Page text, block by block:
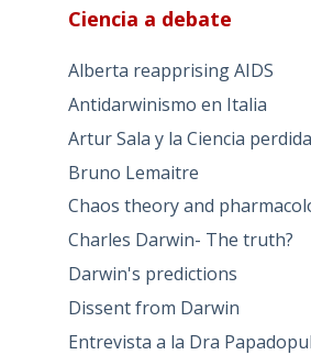
Ciencia a debate
Alberta reapprising AIDS
Antidarwinismo en Italia
Artur Sala y la Ciencia perdida
Bruno Lemaitre
Chaos theory and
Charles Darwin- The truth?
Darwin's predictions
Dissent from Darwin
Entrevista a la Dra